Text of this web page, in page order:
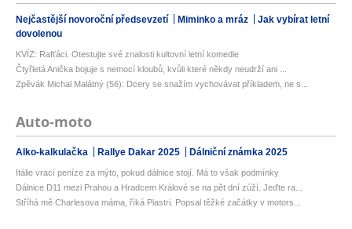
Nejčastější novoroční předsevzetí Miminko a mráz
Jak vybírat letní
dovolenou
KVÍZ: Rafťáci. Otestujte své znalosti kultovní letní komedie
Čtyřletá Anička bojuje s nemocí kloubů, kvůli které někdy neudrží ani ...
Zpěvák Michal Malátný (56): Dcery se snažím vychovávat příkladem, ne s...
Auto-moto
Alko-kalkulačka Rallye Dakar 2025 Dálniční známka 2025
Itálie vrací peníze za mýto, pokud dálnice stojí. Má to však podmínky
Dálnice D11 mezi Prahou a Hradcem Králové se na pět dní zúží. Jeďte ra...
Stříhá mě Charlesova máma, říká Piastri. Popsal těžké začátky v motors...